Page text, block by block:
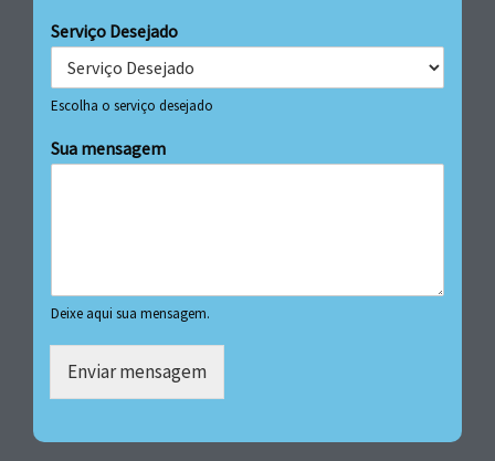
Serviço Desejado
Escolha o serviço desejado
Sua mensagem
Deixe aqui sua mensagem.
Enviar mensagem